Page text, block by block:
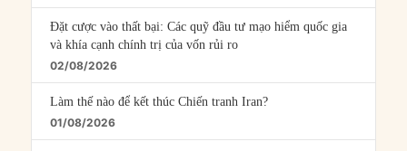
Đặt cược vào thất bại: Các quỹ đầu tư mạo hiểm quốc gia
và khía cạnh chính trị của vốn rủi ro
02/08/2026
Làm thế nào để kết thúc Chiến tranh Iran?
01/08/2026